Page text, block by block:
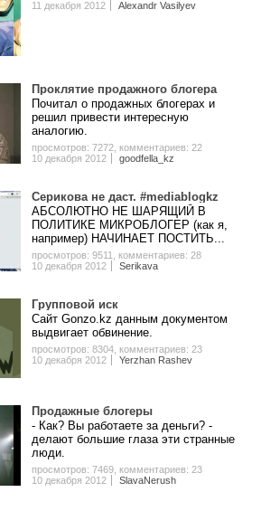
11 декабря 2012
Alexandr Vasilyev
Проклятие продажного блогера
Почитал о продажных блогерах и
решил привести интересную
аналогию.
просмотров: 7272, комментариев: 22
10 декабря 2012
goodfella_kz
Серикова не даст. #mediablogkz
АБСОЛЮТНО НЕ ШАРЯЩИЙ В
ПОЛИТИКЕ МИКРОБЛОГЕР (как я,
например) НАЧИНАЕТ ПОСТИТЬ...
просмотров: 9511
комментариев: 28
10 декабря 2012
Serikava
Групповой иск
Сайт Gonzo.kz данным документом
выдвигает обвинение.
просмотров: 8304, комментариев: 23
10 декабря 2012
Yerzhan Rashev
Продажные блогеры
- Как? Вы работаете за деньги? -
делают большие глаза эти странные
люди.
просмотров: 7469, комментариев: 23
10 декабря 2012
SlavaNerush